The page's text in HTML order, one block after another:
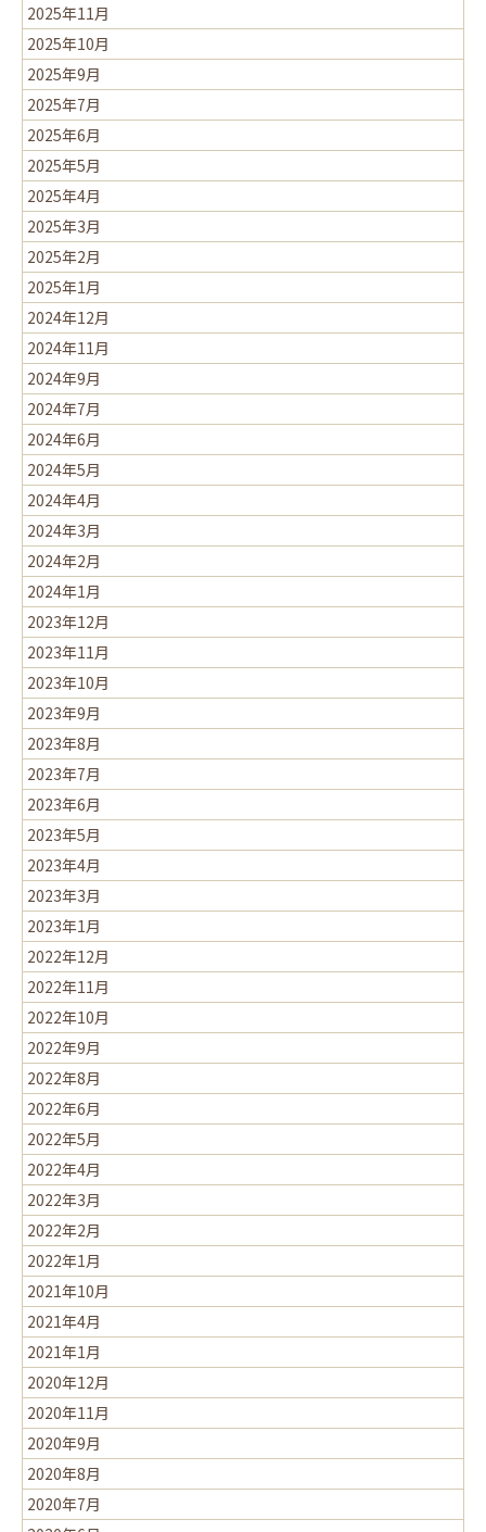
2025年11月
2025年10月
2025年9月
2025年7月
2025年6月
2025年5月
2025年4月
2025年3月
2025年2月
2025年1月
2024年12月
2024年11月
2024年9月
2024年7月
2024年6月
2024年5月
2024年4月
2024年3月
2024年2月
2024年1月
2023年12月
2023年11月
2023年10月
2023年9月
2023年8月
2023年7月
2023年6月
2023年5月
2023年4月
2023年3月
2023年1月
2022年12月
2022年11月
2022年10月
2022年9月
2022年8月
2022年6月
2022年5月
2022年4月
2022年3月
2022年2月
2022年1月
2021年10月
2021年4月
2021年1月
2020年12月
2020年11月
2020年9月
2020年8月
2020年7月